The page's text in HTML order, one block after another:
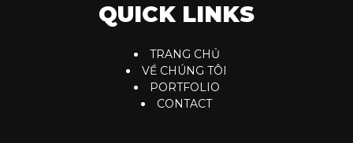
QUICK LINKS
TRANG CHỦ
VỀ CHÚNG TÔI
PORTFOLIO
CONTACT